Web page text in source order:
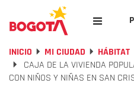
INICIO MI CIUDAD
HÁBITAT
CAJA DE LA VIVIENDA
CON NIÑOS Y NIÑAS EN SAN